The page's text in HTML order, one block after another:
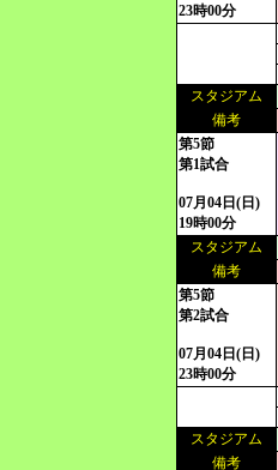
23時00分
スタジアム
備考
第5節
第1試合
07月04日(日)
19時00分
スタジアム
備考
第5節
第2試合
07月04日(日)
23時00分
スタジアム
備考